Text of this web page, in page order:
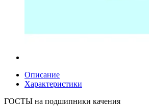
Описание
Характеристики
ГОСТЫ на подшипники качения